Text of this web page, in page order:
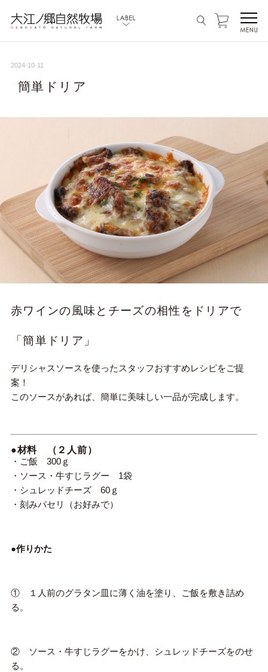
2024-10-11
簡単ドリア
赤ワインの風味とチーズの相性をドリアで
「簡単ドリア」
デリシャスソースを使ったスタッフおすすめレシピをご提
案！
このソースがあれば、簡単に美味しい一品が完成します。
●材料 （２人前）
・ご飯 300ｇ
・ソース・牛すじラグー 1袋
・シュレッドチーズ 60ｇ
・刻みパセリ（お好みで）
●作りかた
① １人前のグラタン皿に薄く油を塗り、ご飯を敷き詰め
る。
② ソース・牛すじラグーをかけ、シュレッドチーズをのせ
る。